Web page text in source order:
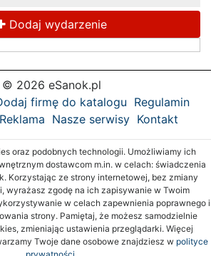
Dodaj wydarzenie
© 2026 eSanok.pl
firmę do katalogu Regulamin
Reklama Nasze serwisy Kontakt
oraz podobnych technologii. Umożliwiamy ich
dostawcom m.in. w celach: świadczenia
Korzystając ze strony internetowej, bez zmiany
wyrażasz zgodę na ich zapisywanie w Twoim
w celach zapewnienia poprawnego i
strony. Pamiętaj, że możesz samodzielnie
zmieniając ustawienia przeglądarki. Więcej
Twoje dane osobowe znajdziesz w polityce